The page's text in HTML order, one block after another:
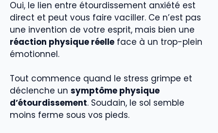
Oui, le lien entre étourdissement anxiété est
direct et peut vous faire vaciller. Ce n’est pas
une invention de votre esprit, mais bien une
réaction physique réelle face à un trop-plein
émotionnel.
Tout commence quand le stress grimpe et
déclenche un symptôme physique
d’étourdissement. Soudain, le sol semble
moins ferme sous vos pieds.